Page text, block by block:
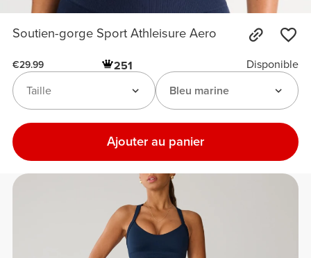
Soutien-gorge Sport Athleisure Aero
€29.99 251
Disponible
Bleu marine
Taille
Ajouter au panier